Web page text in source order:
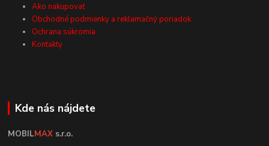
Ako nakupovať
Obchodné podmienky a reklamačný poriadok
Ochrana súkromia
Kontakty
Kde nás nájdete
MOBILMAX s.r.o.